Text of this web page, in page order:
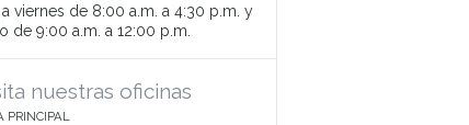
a viernes de 8:00 a.m. a 4:30 p.m. y
de 9:00 a.m. a 12:00 p.m.
nuestras oficinas
PRINCIPAL